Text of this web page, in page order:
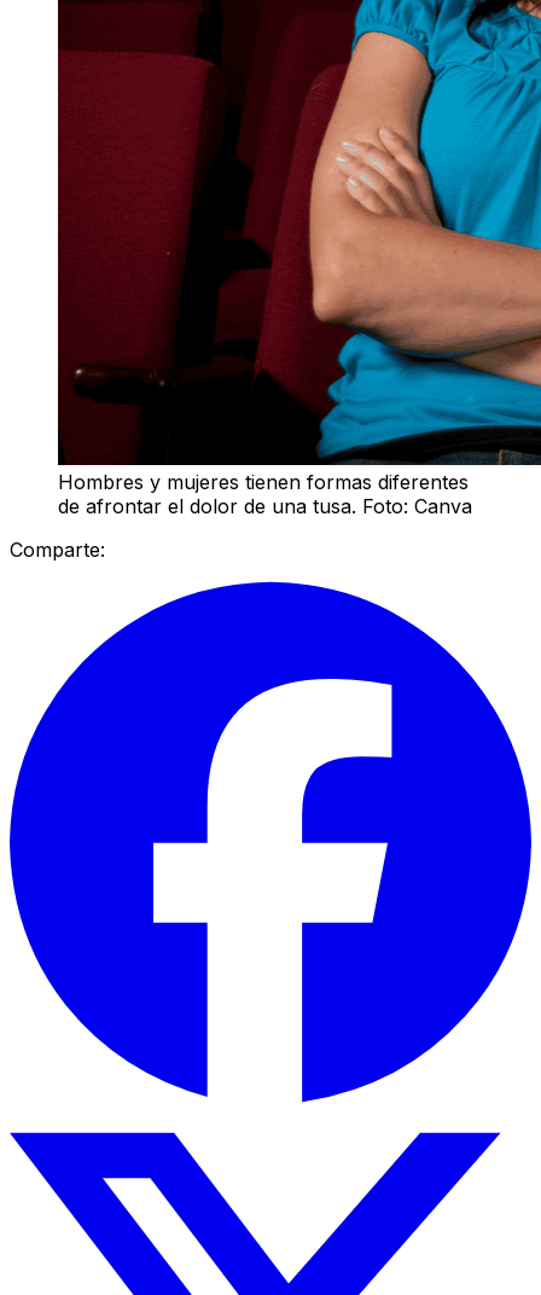
Hombres y mujeres tienen formas diferentes
de afrontar el dolor de una tusa. Foto: Canva
Comparte: